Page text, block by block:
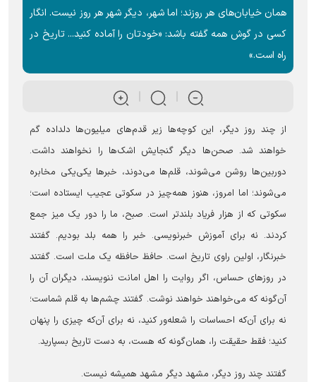
همان خیابان‌های هر روزند؛ اما شهر، دیگر شهر هر روز نیست. انگار
کسی در گوش همه گفته باشد: «خودتان را آماده کنید... تاریخ در
راه است.»
از چند روز دیگر، این کوچه‌ها زیر قدم‌های میلیون‌ها دلداده گم
خواهند شد. صحن‌ها دیگر گنجایش اشک‌ها را نخواهند داشت.
دوربین‌ها روشن می‌شوند، قلم‌ها می‌دوند، خبرها یکی‌یکی مخابره
می‌شوند؛ اما امروز، هنوز همه‌چیز در سکوتی عجیب ایستاده است؛
سکوتی که از هزار فریاد بلندتر است. صبح، ما را دور یک میز جمع
کردند. نه برای آموزش خبرنویسی. خبر را همه بلد بودیم. گفتند
خبرنگار، اولین راوی تاریخ است. حافظ حافظه‌ یک ملت است. گفتند
در روزهای حساس، اگر روایت را اهل امانت ننویسند، دیگران آن را
آن‌گونه که می‌خواهند خواهند نوشت. گفتند چشم‌ها به قلم شماست؛
نه برای آن‌که احساسات را شعله‌ور کنید، نه برای آن‌که چیزی را پنهان
کنید؛ فقط حقیقت را، همان‌گونه که هست، به دست تاریخ بسپارید.
گفتند چند روز دیگر، مشهد دیگر مشهد همیشه نیست.